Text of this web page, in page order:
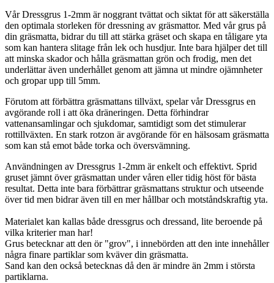
Vår Dressgrus 1-2mm är noggrant tvättat och siktat för att säkerställa
den optimala storleken för dressning av gräsmattor. Med vår grus på
din gräsmatta, bidrar du till att stärka gräset och skapa en tåligare yta
som kan hantera slitage från lek och husdjur. Inte bara hjälper det till
att minska skador och hålla gräsmattan grön och frodig, men det
underlättar även underhållet genom att jämna ut mindre ojämnheter
och gropar upp till 5mm.
Förutom att förbättra gräsmattans tillväxt, spelar vår Dressgrus en
avgörande roll i att öka dräneringen. Detta förhindrar
vattenansamlingar och sjukdomar, samtidigt som det stimulerar
rottillväxten. En stark rotzon är avgörande för en hälsosam gräsmatta
som kan stå emot både torka och översvämning.
Användningen av Dressgrus 1-2mm är enkelt och effektivt. Sprid
gruset jämnt över gräsmattan under våren eller tidig höst för bästa
resultat. Detta inte bara förbättrar gräsmattans struktur och utseende
över tid men bidrar även till en mer hållbar och motståndskraftig yta.
Materialet kan kallas både dressgrus och dressand, lite beroende på
vilka kriterier man har!
Grus betecknar att den ör "grov", i innebörden att den inte innehåller
några finare partiklar som kväver din gräsmatta.
Sand kan den också betecknas då den är mindre än 2mm i största
partiklarna.